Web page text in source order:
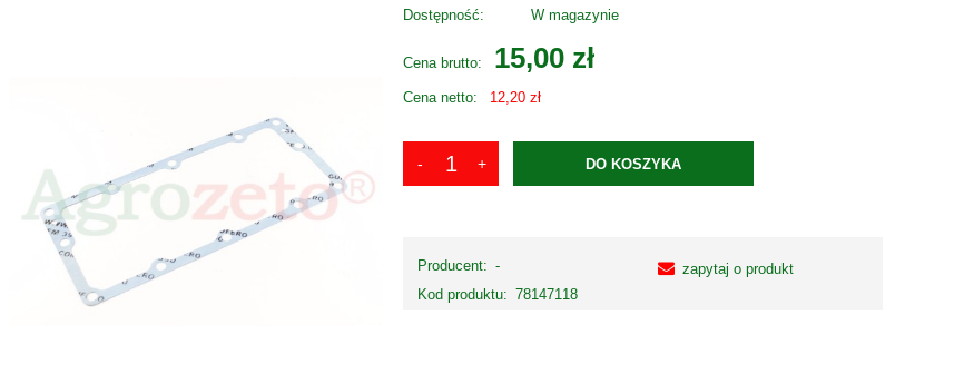
Dostępność: W magazynie
Cena brutto: 15,00 zł
Cena netto: 12,20 zł
DO KOSZYKA
Producent: -
Kod produktu: 78147118
zapytaj o produkt